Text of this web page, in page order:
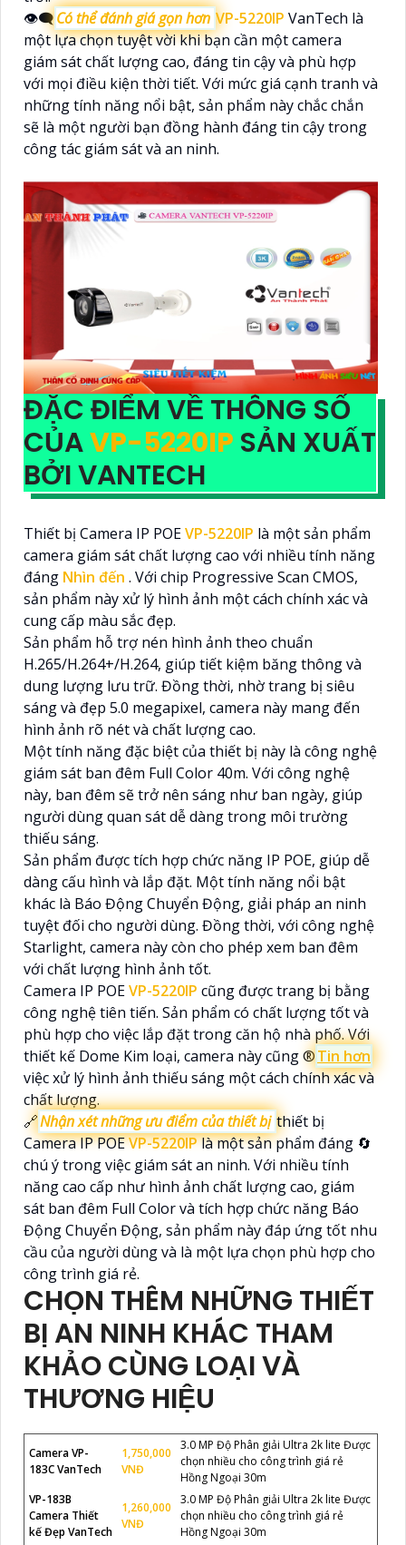
👁️‍🗨Có thể đánh giá gọn hơn VP-5220IP VanTech là
một lựa chọn tuyệt vời khi bạn cần một camera
giám sát chất lượng cao, đáng tin cậy và phù hợp
với mọi điều kiện thời tiết. Với mức giá cạnh tranh và
những tính năng nổi bật, sản phẩm này chắc chắn
sẽ là một người bạn đồng hành đáng tin cậy trong
công tác giám sát và an ninh.
ĐẶC ĐIỂM VỀ THÔNG SỐ
CỦAVP-5220IP SẢN XUẤT
BỞI VANTECH
Thiết bị Camera IP POEVP-5220IP là một sản phẩm
camera giám sát chất lượng cao với nhiều tính năng
đáng Nhìn đến . Với chip Progressive Scan CMOS,
sản phẩm này xử lý hình ảnh một cách chính xác và
cung cấp màu sắc đẹp.
Sản phẩm hỗ trợ nén hình ảnh theo chuẩn
H.265/H.264+/H.264, giúp tiết kiệm băng thông và
dung lượng lưu trữ. Đồng thời, nhờ trang bị siêu
sáng và đẹp 5.0 megapixel, camera này mang đến
hình ảnh rõ nét và chất lượng cao.
Một tính năng đặc biệt của thiết bị này là công nghệ
giám sát ban đêm Full Color 40m. Với công nghệ
này, ban đêm sẽ trở nên sáng như ban ngày, giúp
người dùng quan sát dễ dàng trong môi trường
thiếu sáng.
Sản phẩm được tích hợp chức năng IP POE, giúp dễ
dàng cấu hình và lắp đặt. Một tính năng nổi bật
khác là Báo Động Chuyển Động, giải pháp an ninh
tuyệt đối cho người dùng. Đồng thời, với công nghệ
Starlight, camera này còn cho phép xem ban đêm
với chất lượng hình ảnh tốt.
Camera IP POEVP-5220IP cũng được trang bị bằng
công nghệ tiên tiến. Sản phẩm có chất lượng tốt và
phù hợp cho việc lắp đặt trong căn hộ nhà phố. Với
thiết kế Dome Kim loại, camera này cũng ®️Tin hơn
việc xử lý hình ảnh thiếu sáng một cách chính xác và
chất lượng.
🔗Nhận xét những ưu điểm của thiết bị thiết bị
Camera IP POEVP-5220IPlà một sản phẩm đáng 🔄
chú ý trong việc giám sát an ninh. Với nhiều tính
năng cao cấp như hình ảnh chất lượng cao, giám
sát ban đêm Full Color và tích hợp chức năng Báo
Động Chuyển Động, sản phẩm này đáp ứng tốt nhu
cầu của người dùng và là một lựa chọn phù hợp cho
công trình giá rẻ.
CHỌN THÊM NHỮNG THIẾT
BỊ AN NINH KHÁC THAM
KHẢO CÙNG LOẠI VÀ
THƯƠNG HIỆU
Camera VP-
183C VanTech
1,750,000
VNĐ
3.0 MP Độ Phân giải Ultra 2k lite Được
chọn nhiều cho công trình giá rẻ
Hồng Ngoại 30m
VP-183B
Camera Thiết
kế Đẹp VanTech
1,260,000
VNĐ
3.0 MP Độ Phân giải Ultra 2k lite Được
chọn nhiều cho công trình giá rẻ
Hồng Ngoại 30m